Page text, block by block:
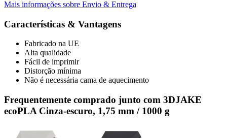
Mais informações sobre Envio & Entrega
Características & Vantagens
Fabricado na UE
Alta qualidade
Fácil de imprimir
Distorção mínima
Não é necessária cama de aquecimento
Frequentemente comprado junto com 3DJAKE
ecoPLA Cinza-escuro, 1,75 mm / 1000 g